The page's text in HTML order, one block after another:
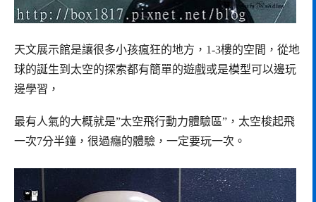
天文展示館是讓很多小孩瘋狂的地方，1-3樓的空間，從地
球的誕生到太空的探索都有簡單的遊戲或是模型可以邊玩
邊學習，
最有人氣的大概就是”太空飛行動力體驗區”，太空梭起飛
一次7分半鐘，很過癮的體驗，一定要玩一次。